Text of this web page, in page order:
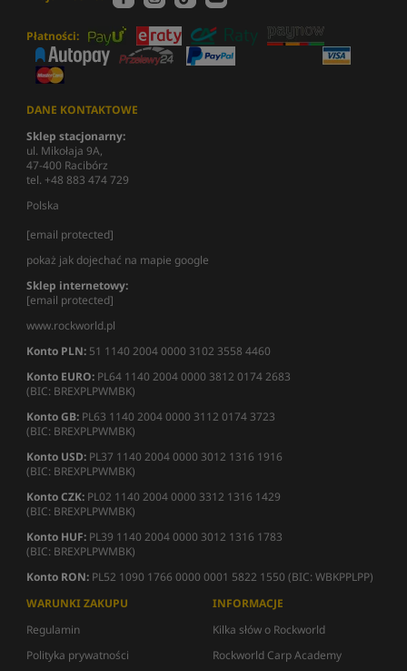
Płatności:
DANE KONTAKTOWE
Sklep stacjonarny:
ul. Mikołaja 9A,
47-400 Racibórz
tel. +48 883 474 729
Polska
[email protected]
pokaż jak dojechać na mapie google
Sklep internetowy:
[email protected]
www.rockworld.pl
Konto PLN: 51 1140 2004 0000 3102 3558 4460
Konto EURO: PL64 1140 2004 0000 3812 0174 2683
(BIC: BREXPLPWMBK)
Konto GB: PL63 1140 2004 0000 3112 0174 3723
(BIC: BREXPLPWMBK)
Konto USD: PL37 1140 2004 0000 3012 1316 1916
(BIC: BREXPLPWMBK)
Konto CZK: PL02 1140 2004 0000 3312 1316 1429
(BIC: BREXPLPWMBK)
Konto HUF: PL39 1140 2004 0000 3012 1316 1783
(BIC: BREXPLPWMBK)
Konto RON: PL52 1090 1766 0000 0001 5822 1550 (BIC: WBKPPLPP)
WARUNKI ZAKUPU
Regulamin
Polityka prywatności
INFORMACJE
Kilka słów o Rockworld
Rockworld Carp Academy